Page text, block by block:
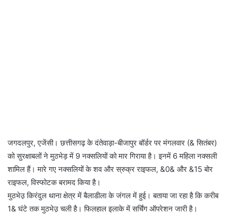
जगदलपुर, एजेंसी। छत्तीसगढ़ के दंतेवाड़ा-बीजापुर बॉर्डर पर मंगलवार (& सितंबर)
को सुरक्षाबलों ने मुठभेड़ में 9 नक्सलियों को मार गिराया है। इनमें 6 महिला नक्सली
शामिल हैं। मारे गए नक्सलियों के शव और स्रुक्र राइफल, &0& और &15 बोर
राइफल, विस्फोटक बरामद किया है।
मुठभेउ़ किरंदुल थाना क्षेत्र में बैलाडीला के जंगल में हुई। बताया जा रहा है कि करीब
1& घंटे तक मुठभेउ़ चली है। फिलहाल इलाके में सर्चिंग ऑपरेशन जारी है।